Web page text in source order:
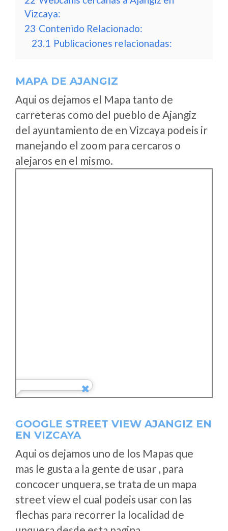
Vizcaya:
23 Contenido Relacionado:
23.1 Publicaciones relacionadas:
MAPA DE AJANGIZ
Aqui os dejamos el Mapa tanto de
carreteras como del pueblo de Ajangiz
del ayuntamiento de en Vizcaya podeis ir
manejando el zoom para cercaros o
alejaros en el mismo.
GOOGLE STREET VIEW AJANGIZ EN
EN VIZCAYA
Aqui os dejamos uno de los Mapas que
mas le gusta a la gente de usar , para
concocer unquera, se trata de un mapa
street view el cual podeis usar con las
flechas para recorrer la localidad de